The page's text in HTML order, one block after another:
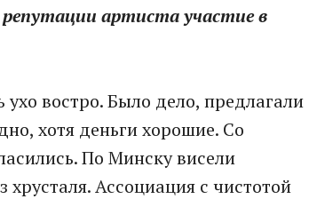
артиста участие в
востро. Было дело, предлагали
хотя деньги хорошие. Со
По Минску висели
Ассоциация с чистотой